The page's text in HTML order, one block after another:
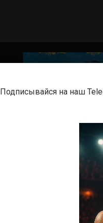
Подписывайся на наш